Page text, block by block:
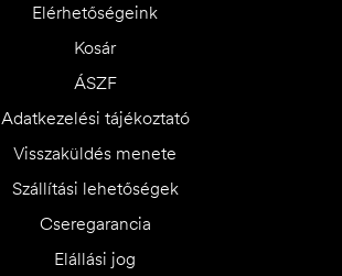
Elérhetőségeink
Kosár
ÁSZF
Adatkezelési tájékoztató
Visszaküldés menete
Szállítási lehetőségek
Cseregarancia
Elállási jog